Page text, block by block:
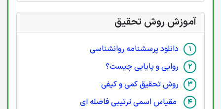
آموزش روش تحقیق
دانلود پرسشنامه روانشناسی
روایی و پایایی چیست؟
روش تحقیق کمی و کیفی
مقیاس اسمی ترتیبی فاصله ای